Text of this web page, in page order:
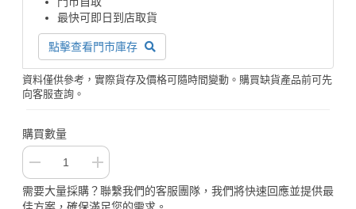
最快可即日到店取貨
點擊查看門市庫存
資料僅供參考，實際貨存及價格可隨時間變動。購買缺貨產品前可先
向客服查詢。
購買數量
需要大量採購？聯繫我們的客服團隊，我們將快速回應並提供最